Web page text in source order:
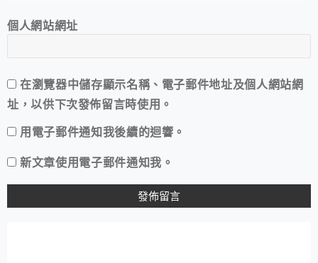
個人網站網址
在瀏覽器中儲存顯示名稱、電子郵件地址及個人網站網
址，以供下次發佈留言時使用。
用電子郵件通知我後續的迴響。
新文章使用電子郵件通知我。